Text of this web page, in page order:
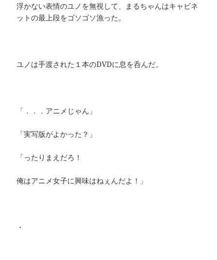
浮かない表情のユノを無視して、まるちゃんはキャビネ
ットの最上段をゴソゴソ漁った。
ユノは手渡された１本のDVDに息を呑んだ。
「．．．アニメじゃん」
「実写版がよかった？」
「ったりまえだろ！
俺はアニメ女子に興味はねぇんだよ！」
・